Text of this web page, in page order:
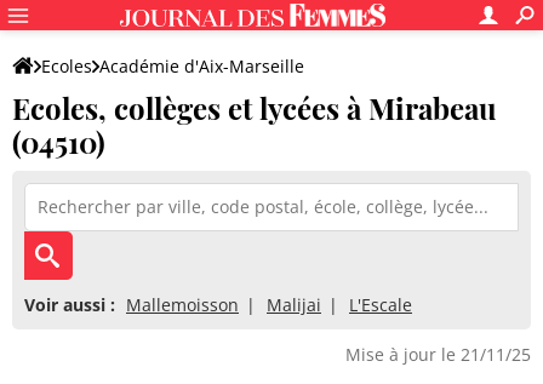
Ecoles Académie d'Aix-Marseille
Alpes-de-Haute-Provence
Ecoles, collèges et lycées à Mirabeau
(04510)
Voir aussi : Mallemoisson Malijai L'Escale
Mise à jour le 21/11/25